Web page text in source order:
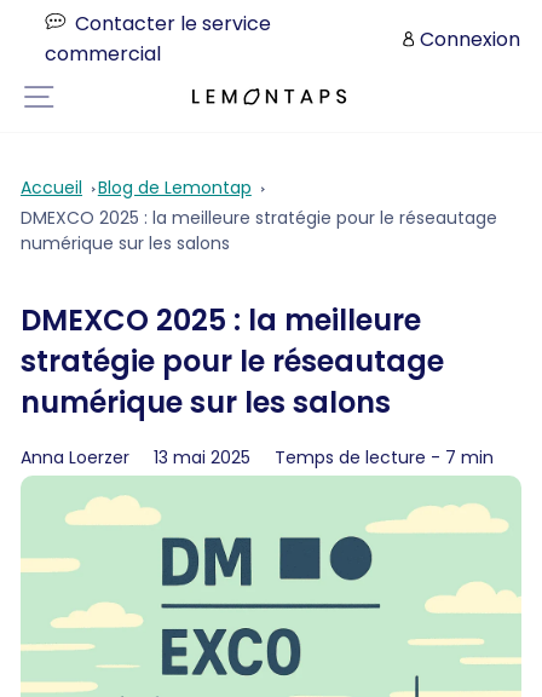
directement
contenu
Contacter le service
commercial
Connexion
Navigation sur les pages
Accueil
Blog de Lemontap
DMEXCO 2025 : la meilleure stratégie pour le réseautage
numérique sur les salons
DMEXCO 2025 : la meilleure
stratégie pour le réseautage
numérique sur les salons
Anna Loerzer 13 mai 2025 Temps de lecture - 7 min